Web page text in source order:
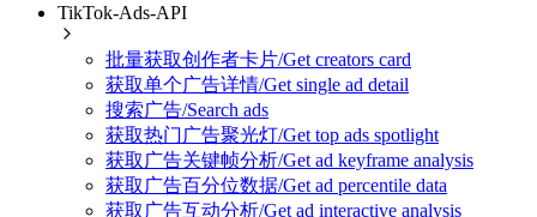
TikTok-Ads-API
批量获取创作者卡片/Get creators card
获取单个广告详情/Get single ad detail
搜索广告/Search ads
获取热门广告聚光灯/Get top ads spotlight
获取广告关键帧分析/Get ad keyframe analysis
获取广告百分位数据/Get ad percentile data
获取广告互动分析/Get ad interactive analysis